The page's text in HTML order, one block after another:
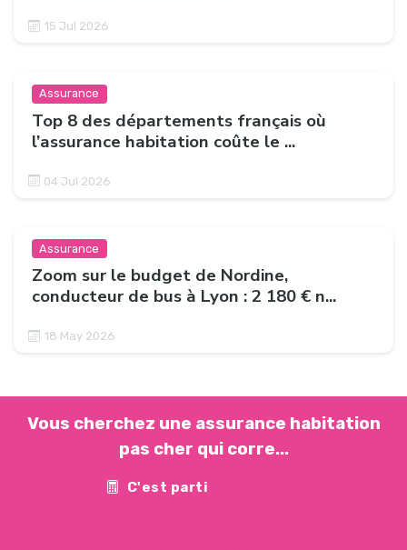
15 Jul 2026
Assurance
Top 8 des départements français où
l’assurance habitation coûte le ...
04 Jul 2026
Assurance
Zoom sur le budget de Nordine,
conducteur de bus à Lyon : 2 180 € n...
18 May 2026
Vous cherchez une assurance habitation
pas cher qui corre...
C'est parti